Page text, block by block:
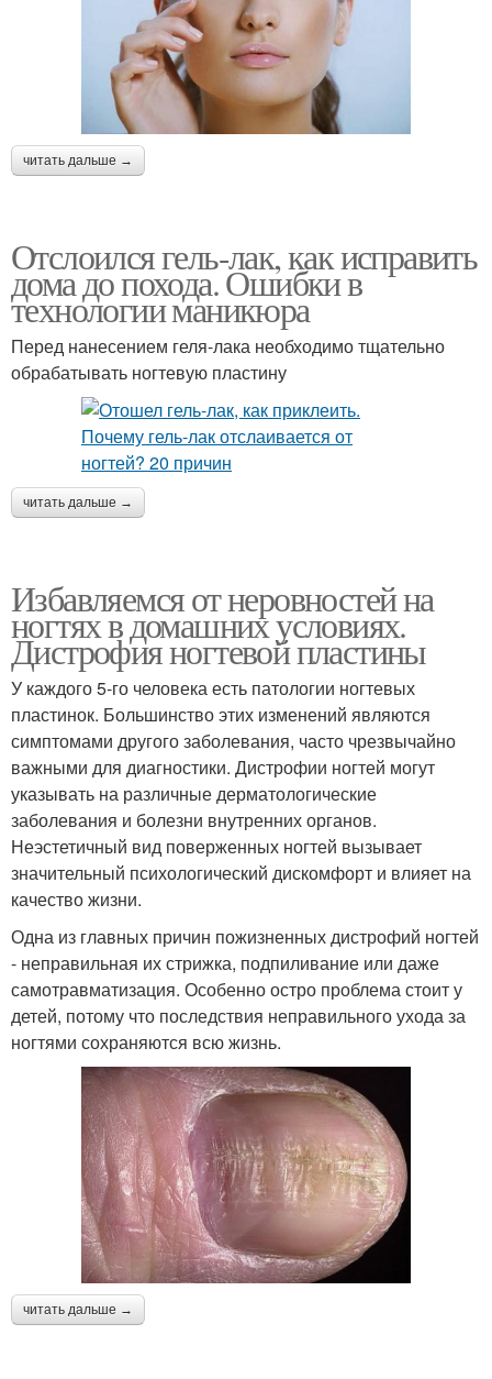
читать дальше →
Отслоился гель-лак, как исправить
дома до похода. Ошибки в
технологии маникюра
Перед нанесением геля-лака необходимо тщательно
обрабатывать ногтевую пластину
читать дальше →
Избавляемся от неровностей на
ногтях в домашних условиях.
Дистрофия ногтевой пластины
У каждого 5-го человека есть патологии ногтевых
пластинок. Большинство этих изменений являются
симптомами другого заболевания, часто чрезвычайно
важными для диагностики. Дистрофии ногтей могут
указывать на различные дерматологические
заболевания и болезни внутренних органов.
Неэстетичный вид поверженных ногтей вызывает
значительный психологический дискомфорт и влияет на
качество жизни.
Одна из главных причин пожизненных дистрофий ногтей
- неправильная их стрижка, подпиливание или даже
самотравматизация. Особенно остро проблема стоит у
детей, потому что последствия неправильного ухода за
ногтями сохраняются всю жизнь.
читать дальше →